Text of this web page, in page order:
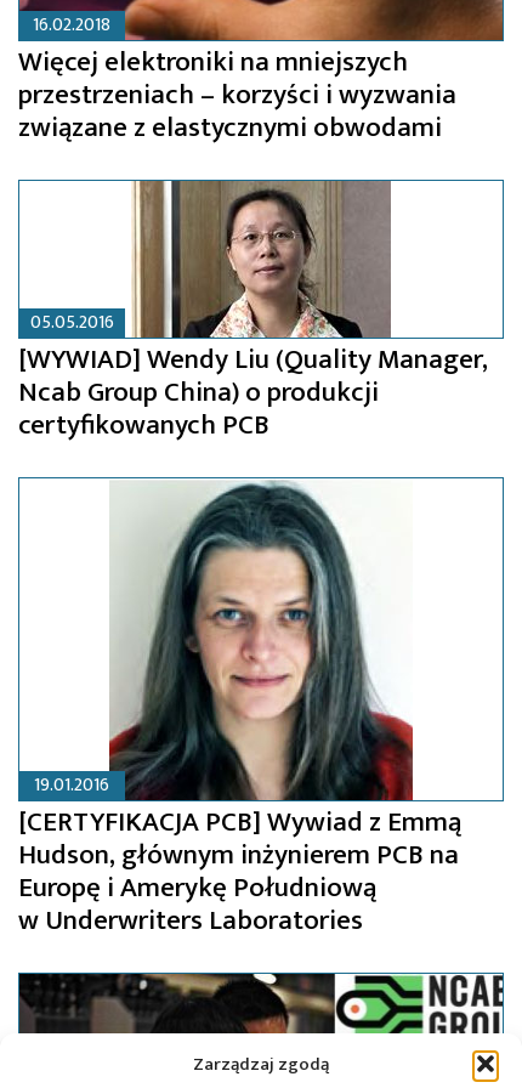
Zarządzaj zgodą
16.02.2018
Więcej elektroniki na mniejszych
przestrzeniach – korzyści i wyzwania
związane z elastycznymi obwodami
05.05.2016
[WYWIAD] Wendy Liu (Quality Manager,
Ncab Group China) o produkcji
certyfikowanych PCB
19.01.2016
[CERTYFIKACJA PCB] Wywiad z Emmą
Hudson, głównym inżynierem PCB na
Europę i Amerykę Południową
w Underwriters Laboratories